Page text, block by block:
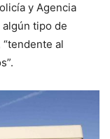
y Agencia
tipo de
al